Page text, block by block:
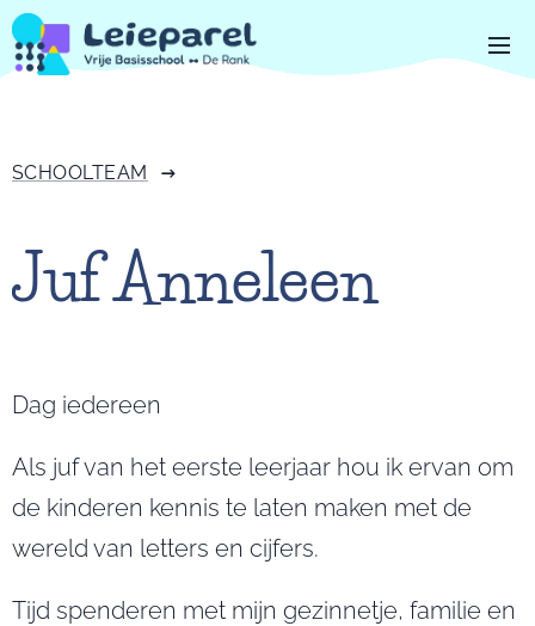
SCHOOLTEAM
Juf Anneleen
Dag iedereen
Als juf van het eerste leerjaar hou ik ervan om
de kinderen kennis te laten maken met de
wereld van letters en cijfers.
Tijd spenderen met mijn gezinnetje, familie en